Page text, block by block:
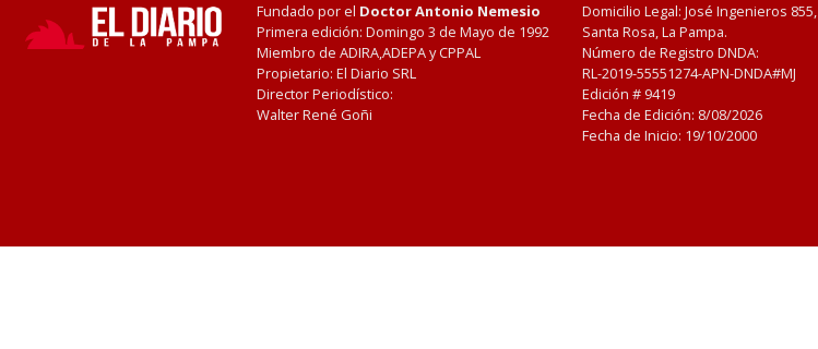
Fundado por el Doctor Antonio Nemesio
Primera edición: Domingo 3 de Mayo de 1992
Miembro de ADIRA,ADEPA y CPPAL
Propietario: El Diario SRL
Director Periodístico:
Walter René Goñi
Domicilio Legal: José Ingenieros 855,
Santa Rosa, La Pampa.
Número de Registro DNDA:
RL-2019-55551274-APN-DNDA#MJ
Edición # 9419
Fecha de Edición: 8/08/2026
Fecha de Inicio: 19/10/2000